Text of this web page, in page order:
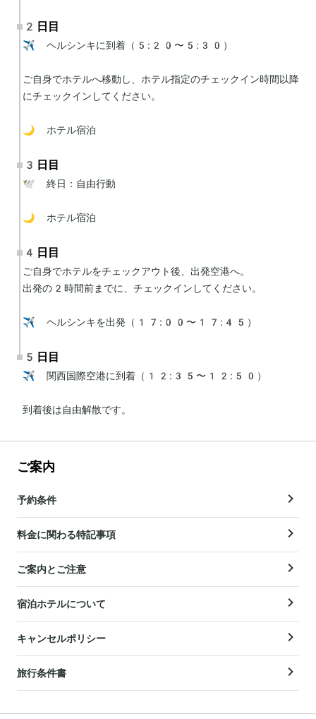
2日目
✈️ ヘルシンキに到着（5:20〜5:30）
ご自身でホテルへ移動し、ホテル指定のチェックイン時間以降
にチェックインしてください。
🌙 ホテル宿泊
3日目
🕊 終日：自由行動
🌙 ホテル宿泊
4日目
ご自身でホテルをチェックアウト後、出発空港へ。
出発の2時間前までに、チェックインしてください。
✈️ ヘルシンキを出発（17:00〜17:45）
5日目
✈️ 関西国際空港に到着（12:35〜12:50）
到着後は自由解散です。
ご案内
予約条件
料金に関わる特記事項
ご案内とご注意
宿泊ホテルについて
キャンセルポリシー
旅行条件書